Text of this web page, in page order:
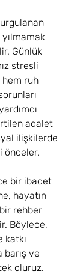
yılmamak
Günlük
stresli
hem ruh
adalet
ilişkilerde
önceler.
bir ibadet
hayatın
rehber
Böylece,
katkı
barış ve
oluruz.